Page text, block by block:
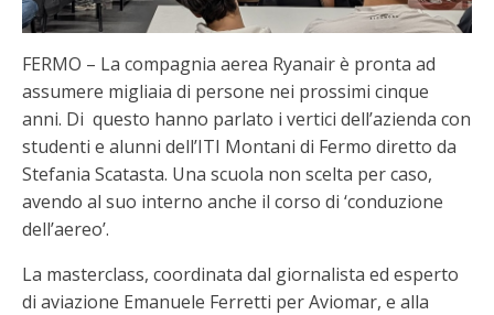
FERMO – La compagnia aerea Ryanair è pronta ad
assumere migliaia di persone nei prossimi cinque
anni. Di questo hanno parlato i vertici dell’azienda con
studenti e alunni dell’ITI Montani di Fermo diretto da
Stefania Scatasta. Una scuola non scelta per caso,
avendo al suo interno anche il corso di ‘conduzione
dell’aereo’.
La masterclass, coordinata dal giornalista ed esperto
di aviazione Emanuele Ferretti per Aviomar, e alla